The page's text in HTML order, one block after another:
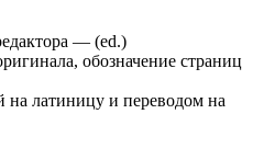
— (ed.)
обозначение страниц
на латиницу и переводом на